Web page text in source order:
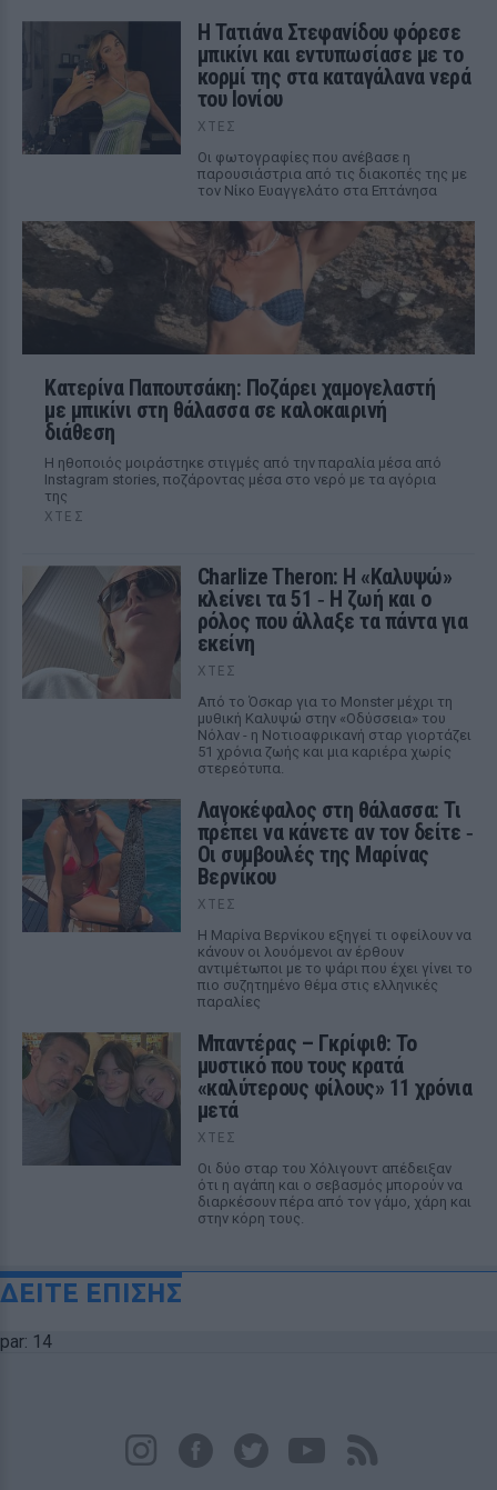
Η Τατιάνα Στεφανίδου φόρεσε
μπικίνι και εντυπωσίασε με το
κορμί της στα καταγάλανα νερά
του Ιονίου
ΧΤΕΣ
Οι φωτογραφίες που ανέβασε η
παρουσιάστρια από τις διακοπές της με
τον Νίκο Ευαγγελάτο στα Επτάνησα
Κατερίνα Παπουτσάκη: Ποζάρει χαμογελαστή
με μπικίνι στη θάλασσα σε καλοκαιρινή
διάθεση
Η ηθοποιός μοιράστηκε στιγμές από την παραλία μέσα από
Instagram stories, ποζάροντας μέσα στο νερό με τα αγόρια
της
ΧΤΕΣ
Charlize Theron: Η «Καλυψώ»
κλείνει τα 51 ‑ H ζωή και ο
ρόλος που άλλαξε τα πάντα για
εκείνη
ΧΤΕΣ
Από το Όσκαρ για το Monster μέχρι τη
μυθική Καλυψώ στην «Οδύσσεια» του
Νόλαν - η Νοτιοαφρικανή σταρ γιορτάζει
51 χρόνια ζωής και μια καριέρα χωρίς
στερεότυπα.
Λαγοκέφαλος στη θάλασσα: Τι
πρέπει να κάνετε αν τον δείτε ‑
Οι συμβουλές της Μαρίνας
Βερνίκου
ΧΤΕΣ
Η Μαρίνα Βερνίκου εξηγεί τι οφείλουν να
κάνουν οι λουόμενοι αν έρθουν
αντιμέτωποι με το ψάρι που έχει γίνει το
πιο συζητημένο θέμα στις ελληνικές
παραλίες
Μπαντέρας – Γκρίφιθ: Το
μυστικό που τους κρατά
«καλύτερους φίλους» 11 χρόνια
μετά
ΧΤΕΣ
Οι δύο σταρ του Χόλιγουντ απέδειξαν
ότι η αγάπη και ο σεβασμός μπορούν να
διαρκέσουν πέρα από τον γάμο, χάρη και
στην κόρη τους.
ΔΕΙΤΕ ΕΠΙΣΗΣ
par: 14